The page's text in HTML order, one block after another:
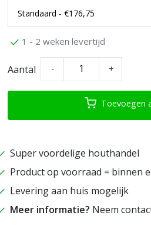
1 - 2 weken levertijd
Aantal - +
Toevoegen
Super voordelige houthandel
Product op voorraad = binnen
Levering aan huis mogelijk
Meer informatie? Neem